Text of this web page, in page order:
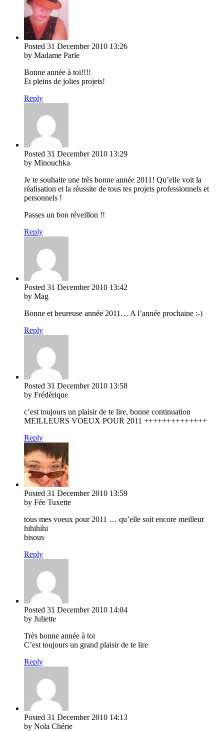
Posted 31 December 2010 13:26
by Madame Parle
Bonne année à toi!!!!
Et pleins de jolies projets!
Reply
Posted 31 December 2010 13:29
by Minouchka
Je te souhaite une très bonne année 2011! Qu’elle voit la
réalisation et la réussite de tous tes projets professionnels et
personnels !
Passes un bon réveillon !!
Reply
Posted 31 December 2010 13:42
by Mag
Bonne et heureuse année 2011… A l’année prochaine :-)
Reply
Posted 31 December 2010 13:58
by Frédérique
c’est toujours un plaisir de te lire, bonne continuation
MEILLEURS VOEUX POUR 2011 ++++++++++++++
Reply
Posted 31 December 2010 13:59
by Fée Tuxette
tous mes voeux pour 2011 … qu’elle soit encore meilleur
hihihihi
bisous
Reply
Posted 31 December 2010 14:04
by Juliette
Très bonne année à toi
C’est toujours un grand plaisir de te lire
Reply
Posted 31 December 2010 14:13
by Nola Chérie